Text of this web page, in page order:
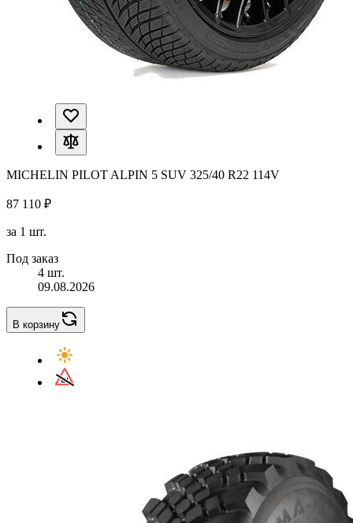
MICHELIN PILOT ALPIN 5 SUV 325/40 R22 114V
87 110 ₽
за 1 шт.
Под заказ
4 шт.
09.08.2026
В корзину